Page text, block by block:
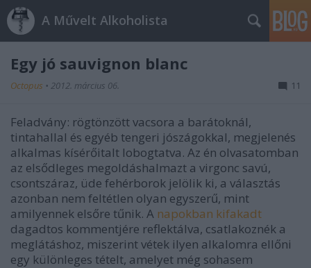
A Művelt Alkoholista
Egy jó sauvignon blanc
Octopus • 2012. március 06. 11
Feladvány: rögtönzött vacsora a barátoknál,
tintahallal és egyéb tengeri jószágokkal, megjelenés
alkalmas kísérőitalt lobogtatva. Az én olvasatomban
az elsődleges megoldáshalmazt a virgonc savú,
csontszáraz, üde fehérborok jelölik ki, a választás
azonban nem feltétlen olyan egyszerű, mint
amilyennek elsőre tűnik. A napokban kifakadt
dagadtos kommentjére reflektálva, csatlakoznék a
meglátáshoz, miszerint vétek ilyen alkalomra ellőni
egy különleges tételt, amelyet még sohasem